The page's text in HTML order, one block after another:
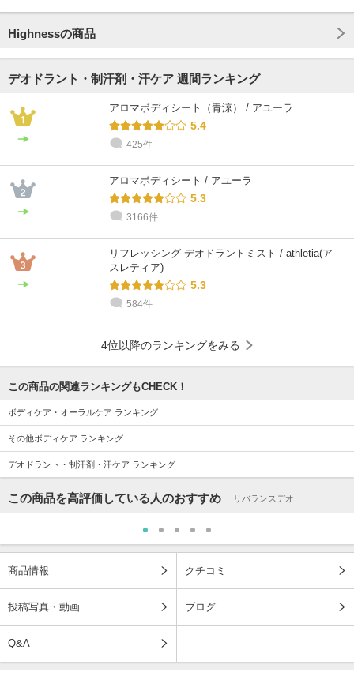
Highnessの商品
デオドラント・制汗剤・汗ケア 週間ランキング
アロマボディシート（青涼） / アユーラ
5.4
425件
アロマボディシート / アユーラ
5.3
3166件
リフレッシング デオドラントミスト / athletia(ア
スレティア)
5.3
584件
4位以降のランキングをみる
この商品の関連ランキングもCHECK！
ボディケア・オーラルケア ランキング
その他ボディケア ランキング
デオドラント・制汗剤・汗ケア ランキング
この商品を高評価している人のおすすめ リバランスデオ
商品情報 クチコミ
投稿写真・動画 ブログ
Q&A